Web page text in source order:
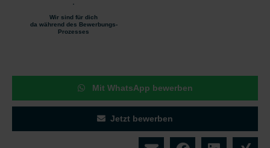
Wir sind für dich
da während des Bewerbungs-
Prozesses
Mit WhatsApp bewerben
Jetzt bewerben